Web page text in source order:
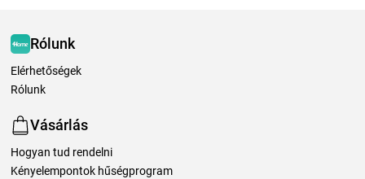
Rólunk
Elérhetőségek
Rólunk
Vásárlás
Hogyan tud rendelni
Kényelempontok hűségprogram